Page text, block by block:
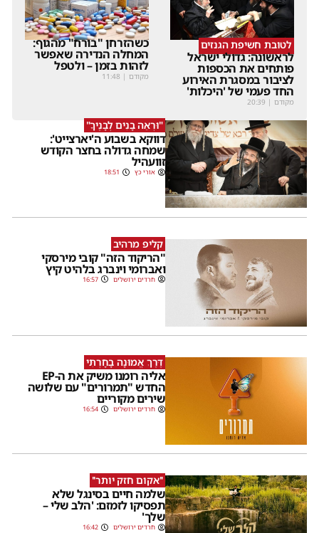
לטובת חשיפת הגנזים
לראשונה: גדולי ישראל
פותחים את הכספות
לציבור במסגרת האירוע
החד פעמי של 'היכלות'
מקודם |
20:39
כשהזרחן "בורח" מהגוף:
המחלה הנדירה שאפשר
לזהות בזמן – ולטפל
מקודם |
11:48
"וּרְאֵה בָנִים לְבָנֶיךָ"
דווקא בשבוע ה'יארצייט':
שמחה גדולה בחצר הקודש
זוועהיל
אורי כץ 18:51
קליפ מרהיב
"הריקוד הזה" קובי מירסקי
ואברומי וינברג בלהיט קיץ
חרדים ירושלים 16:57
דֶּרֶךְ אֱמוּנָה בָחָרְתִּי
אליה רומנו משיק את ה-EP
החדש "תמרורים" עם שלושה
שירים מקוריים
חרדים ירושלים 16:54
''אקום חזק יותר''
שלמה חיים בסינגל שלא
תפסיקו לזמזם: 'הלב שלי –
שלך'
חרדים ירושלים 16:42